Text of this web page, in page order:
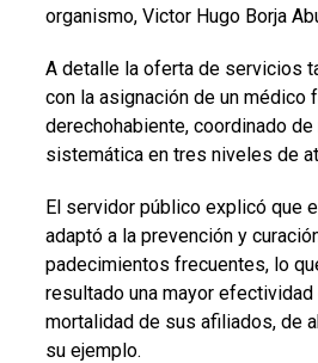
organismo, Victor Hugo Borja
A detalle la oferta de servicios
con la asignación de un médico
derechohabiente, coordinado de
sistemática en tres niveles de
El servidor público explicó que
adaptó a la prevención y
padecimientos frecuentes, lo
resultado una mayor efectividad
mortalidad de sus afiliados, de
su ejemplo.